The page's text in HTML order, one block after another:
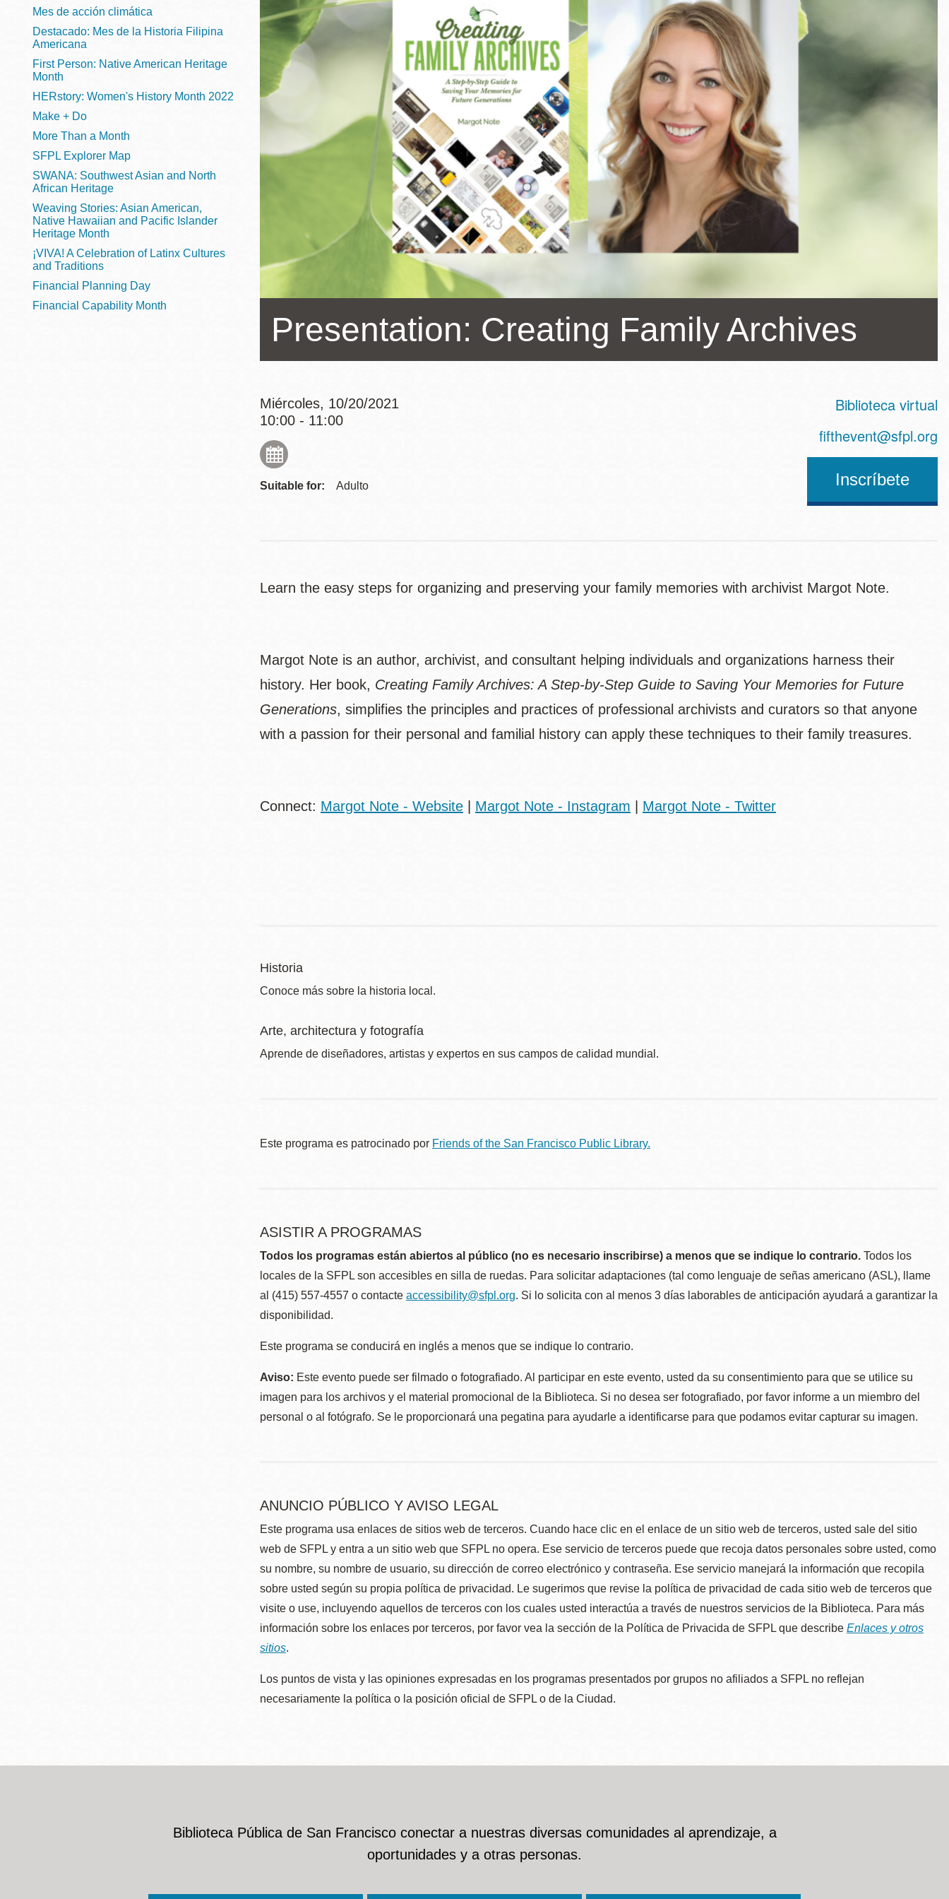
Biblioteca
Central
Anza
Bayview
Bernal Heights
Chinatown
Eureka Valley
Ingleside
Misión
Mission Bay
Ocean View
Biblioteca
Ambulante OMI
Presidio
Richmond
Treasure Island
Visitacion Valley
West Portal
Western
ayuda
navegación
Presentation: Creating Family Archives
Miércoles, 10/20/2021
10:00 - 11:00
Suitable for: Adulto
Biblioteca virtual
fifthevent@sfpl.org
Inscríbete
Learn the easy steps for organizing and preserving your family memories with archivist Margot Note.
Margot Note is an author, archivist, and consultant helping individuals and organizations harness their
history. Her book, Creating Family Archives: A Step-by-Step Guide to Saving Your Memories for Future
Generations, simplifies the principles and practices of professional archivists and curators so that anyone
with a passion for their personal and familial history can apply these techniques to their family treasures.
Connect: Margot Note - Website Margot Note - Instagram Margot Note - Twitter
Historia
Conoce más sobre la historia local.
Arte, architectura y fotografía
Aprende de diseñadores, artistas y expertos en sus campos de calidad mundial.
Este programa es patrocinado por Friends of the San Francisco Public Library.
ASISTIR A PROGRAMAS
Todos los programas están abiertos al público (no es necesario inscribirse) a menos que se indique lo contrario. Todos los
locales de la SFPL son accesibles en silla de ruedas. Para solicitar adaptaciones (tal como lenguaje de señas americano (ASL), llame
al (415) 557-4557 o contacte accessibility@sfpl.org. Si lo solicita con al menos 3 días laborables de anticipación ayudará a garantizar la
disponibilidad.
Este programa se conducirá en inglés a menos que se indique lo contrario.
Aviso: Este evento puede ser filmado o fotografiado. Al participar en este evento, usted da su consentimiento para que se utilice su
imagen para los archivos y el material promocional de la Biblioteca. Si no desea ser fotografiado, por favor informe a un miembro del
personal o al fotógrafo. Se le proporcionará una pegatina para ayudarle a identificarse para que podamos evitar capturar su imagen.
ANUNCIO PÚBLICO Y AVISO LEGAL
Este programa usa enlaces de sitios web de terceros. Cuando hace clic en el enlace de un sitio web de terceros, usted sale del sitio
web de SFPL y entra a un sitio web que SFPL no opera. Ese servicio de terceros puede que recoja datos personales sobre usted, como
su nombre, su nombre de usuario, su dirección de correo electrónico y contraseña. Ese servicio manejará la información que recopila
sobre usted según su propia política de privacidad. Le sugerimos que revise la política de privacidad de cada sitio web de terceros que
visite o use, incluyendo aquellos de terceros con los cuales usted interactúa a través de nuestros servicios de la Biblioteca. Para más
información sobre los enlaces por terceros, por favor vea la sección de la Política de Privacida de SFPL que describe Enlaces y otros
sitios.
Los puntos de vista y las opiniones expresadas en los programas presentados por grupos no afiliados a SFPL no reflejan
necesariamente la política o la posición oficial de SFPL o de la Ciudad.
Mes de acción climática
Destacado: Mes de la Historia Filipina
Americana
First Person: Native American Heritage
Month
HERstory: Women's History Month 2022
Make + Do
More Than a Month
SFPL Explorer Map
SWANA: Southwest Asian and North
African Heritage
Weaving Stories: Asian American,
Native Hawaiian and Pacific Islander
Heritage Month
¡VIVA! A Celebration of Latinx Cultures
and Traditions
Financial Planning Day
Financial Capability Month
Biblioteca Pública de San Francisco conectar a nuestras diversas comunidades al aprendizaje, a
oportunidades y a otras personas.